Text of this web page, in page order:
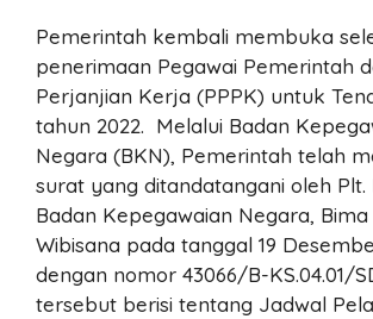
Pemerintah kembali membuka
penerimaan Pegawai Pemerintah
Perjanjian Kerja (PPPK) untuk
tahun 2022. Melalui Badan
Negara (BKN), Pemerintah telah
surat yang ditandatangani oleh Plt.
Badan Kepegawaian Negara, Bima
Wibisana pada tanggal 19
dengan nomor 43066/B-KS.04.01/
tersebut berisi tentang Jadwal